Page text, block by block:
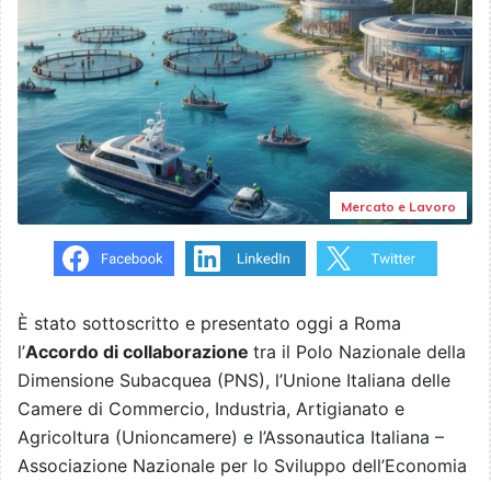
Mercato e Lavoro
È stato sottoscritto e presentato oggi a Roma
l’Accordo di collaborazione tra il Polo Nazionale della
Dimensione Subacquea (PNS), l’Unione Italiana delle
Camere di Commercio, Industria, Artigianato e
Agricoltura (Unioncamere) e l’Assonautica Italiana –
Associazione Nazionale per lo Sviluppo dell’Economia